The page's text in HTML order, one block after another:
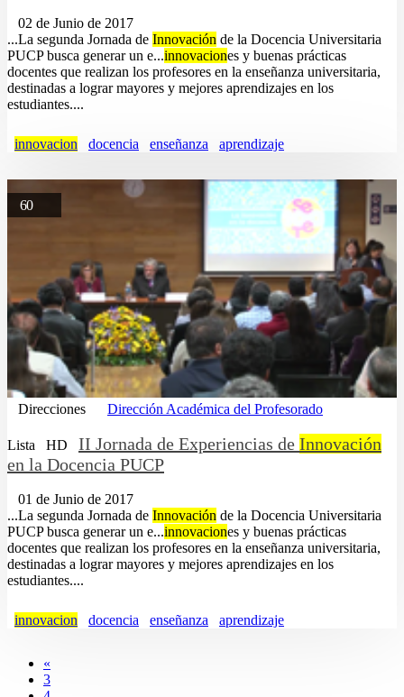
02 de Junio de 2017
...La segunda Jornada de Innovación de la Docencia Universitaria
PUCP busca generar un e...innovaciones y buenas prácticas
docentes que realizan los profesores en la enseñanza universitaria,
destinadas a lograr mayores y mejores aprendizajes en los
estudiantes....
innovacion docencia enseñanza aprendizaje
60
Direcciones Dirección Académica del Profesorado
Lista HD II Jornada de Experiencias de Innovación
en la Docencia PUCP
01 de Junio de 2017
...La segunda Jornada de Innovación de la Docencia Universitaria
PUCP busca generar un e...innovaciones y buenas prácticas
docentes que realizan los profesores en la enseñanza universitaria,
destinadas a lograr mayores y mejores aprendizajes en los
estudiantes....
innovacion docencia enseñanza aprendizaje
«
3